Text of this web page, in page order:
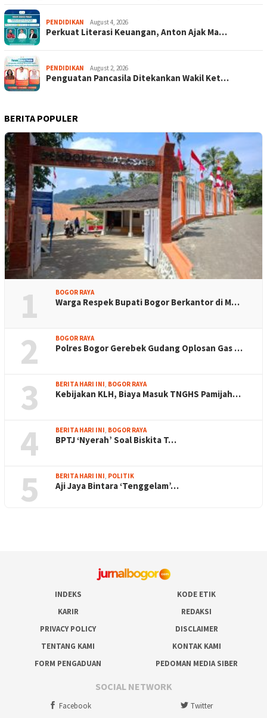
PENDIDIKAN August 4, 2026
Perkuat Literasi Keuangan, Anton Ajak Ma…
PENDIDIKAN August 2, 2026
Penguatan Pancasila Ditekankan Wakil Ket…
BERITA POPULER
1 BOGOR RAYA
Warga Respek Bupati Bogor Berkantor di M…
2 BOGOR RAYA
Polres Bogor Gerebek Gudang Oplosan Gas …
3 BERITA HARI INI BOGOR RAYA
Kebijakan KLH, Biaya Masuk TNGHS Pamijah…
4 BERITA HARI INI BOGOR RAYA
BPTJ ‘Nyerah’ Soal Biskita T…
5 BERITA HARI INI POLITIK
Aji Jaya Bintara ‘Tenggelam’…
INDEKS
KODE ETIK
KARIR
REDAKSI
PRIVACY POLICY
DISCLAIMER
TENTANG KAMI
KONTAK KAMI
FORM PENGADUAN
PEDOMAN MEDIA SIBER
SOCIAL NETWORK
Facebook Twitter